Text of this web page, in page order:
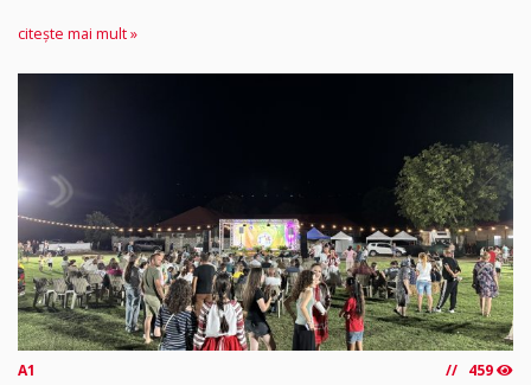
citește mai mult »
A1 459